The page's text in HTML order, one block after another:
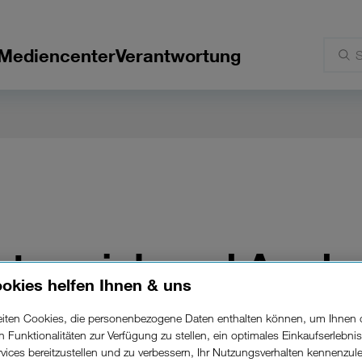
Verantwortung
und
digitales eSIM-
helfen Ihnen & uns
Cookies, die personenbezogene Daten enthalten können, um Ihnen
Funktionalitäten zur Verfügung zu stellen, ein optimales
bereitzustellen und zu verbessern, Ihr Nutzungsverhalten